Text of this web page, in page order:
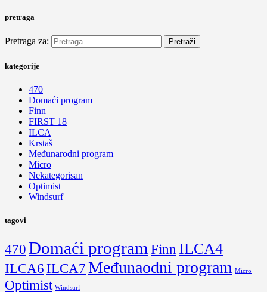
pretraga
Pretraga za:
kategorije
470
Domaći program
Finn
FIRST 18
ILCA
Krstaš
Međunarodni program
Micro
Nekategorisan
Optimist
Windsurf
tagovi
470Domaći program Finn ILCA4
ILCA6ILCA7Međunaodni program Micro
Optimist Windsurf